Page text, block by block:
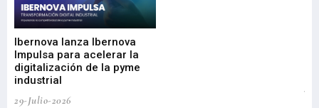
Ibernova lanza Ibernova
Impulsa para acelerar la
digitalización de la pyme
industrial
29-Julio-2026